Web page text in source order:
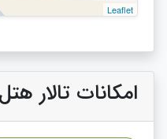
Leaflet
امکانات تالار